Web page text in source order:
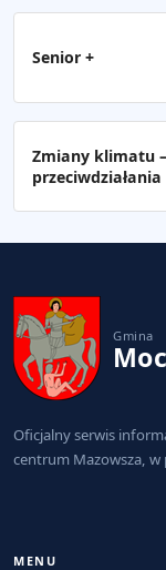
Senior +
Zmiany klimatu
Gmina
Oficjalny serwis
centrum Mazowsza, w
MENU